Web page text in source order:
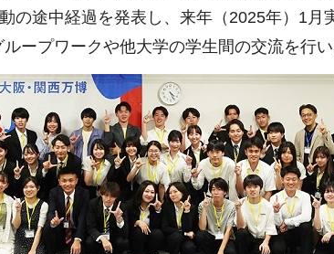
の途中経過を発表し、来年（2025年）1
ープワークや他大学の学生間の交流を行い